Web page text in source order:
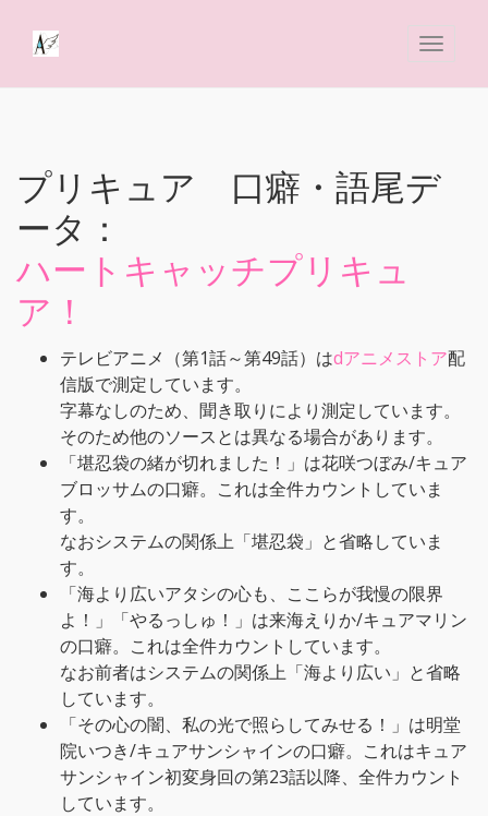
プリキュア 口癖・語尾デ
ータ：
ハートキャッチプリキュ
ア！
テレビアニメ（第1話～第49話）はdアニメストア配
信版で測定しています。
字幕なしのため、聞き取りにより測定しています。
そのため他のソースとは異なる場合があります。
「堪忍袋の緒が切れました！」は花咲つぼみ/キュア
ブロッサムの口癖。これは全件カウントしていま
す。
なおシステムの関係上「堪忍袋」と省略していま
す。
「海より広いアタシの心も、ここらが我慢の限界
よ！」「やるっしゅ！」は来海えりか/キュアマリン
の口癖。これは全件カウントしています。
なお前者はシステムの関係上「海より広い」と省略
しています。
「その心の闇、私の光で照らしてみせる！」は明堂
院いつき/キュアサンシャインの口癖。これはキュア
サンシャイン初変身回の第23話以降、全件カウント
しています。